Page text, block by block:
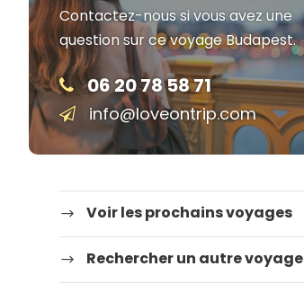
Contactez-nous si vous avez une
question sur ce voyage Budapest.
06 20 78 58 71
info@loveontrip.com
Voir les prochains voyages
Rechercher un autre voyage